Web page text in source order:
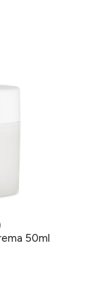
50ml